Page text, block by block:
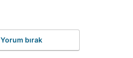
Yorum bırak